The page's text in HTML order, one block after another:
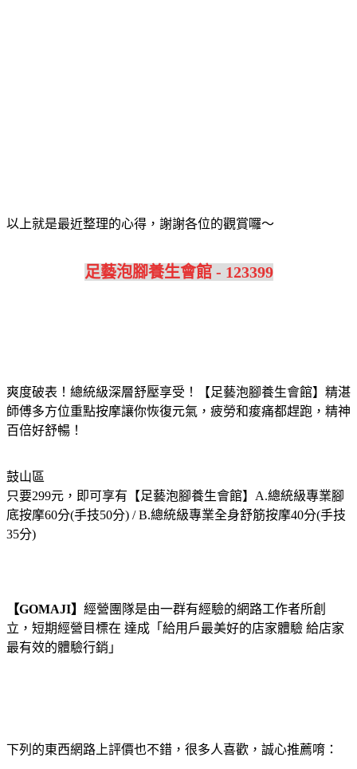
以上就是最近整理的心得，謝謝各位的觀賞囉～
足藝泡腳養生會館 - 123399
爽度破表！總統級深層舒壓享受！【足藝泡腳養生會館】精湛
師傅多方位重點按摩讓你恢復元氣，疲勞和痠痛都趕跑，精神
百倍好舒暢！
鼓山區
只要299元，即可享有【足藝泡腳養生會館】A.總統級專業腳
底按摩60分(手技50分) / B.總統級專業全身舒筋按摩40分(手技
35分)
【GOMAJI】 經營團隊是由一群有經驗的網路工作者所創
立，短期經營目標在 達成「給用戶最美好的店家體驗 給店家
最有效的體驗行銷」
下列的東西網路上評價也不錯，很多人喜歡，誠心推薦唷：